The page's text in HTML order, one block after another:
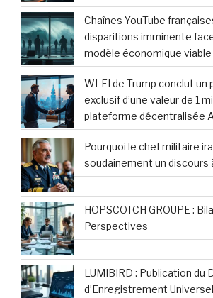
Chaînes YouTube
disparitions imminente
modèle économique viable
WLFI de Trump conclut un
exclusif d’une valeur de 1
plateforme décentralisée
Pourquoi le chef militaire
soudainement un discours
HOPSCOTCH GROUPE :
Perspectives
LUMIBIRD : Publication du
d’Enregistrement